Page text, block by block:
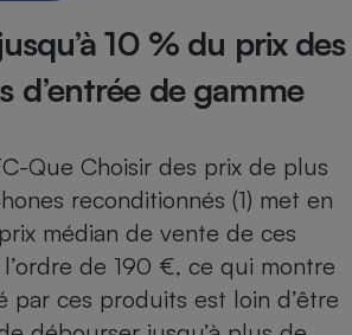
10 % du prix des
d’entrée de gamme
Que Choisir des prix de plus
reconditionnés (1) met en
médian de vente de ces
de 190 €, ce qui montre
par ces produits est loin d’être
Lave-linge
Téléviseur
Matelas
Antimoustique